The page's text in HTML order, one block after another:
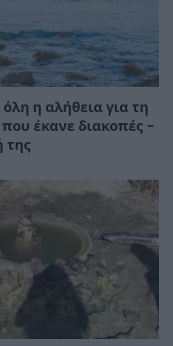
η αλήθεια για τη
έκανε διακοπές –
της